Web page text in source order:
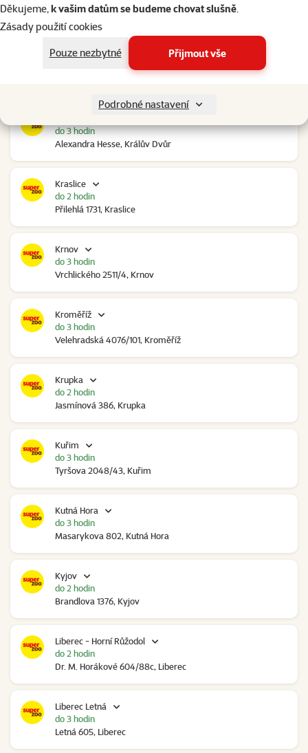
Děkujeme,k vašim datům se budeme chovat slušně.
Zásady použití cookies
Pouze nezbytné
Přijmout vše
Podrobné nastavení
Ovčáry 304, Ovčáry
Kozomín
Alexandra Hesse, Králův Dvůr
do 3 hodin
Kraslice
Přilehlá 1731, Kraslice
do 2 hodin
Krnov
Vrchlického 2511/4, Krnov
do 3 hodin
Kroměříž
Velehradská 4076/101, Kroměříž
do 3 hodin
Krupka
Jasmínová 386, Krupka
do 2 hodin
Kuřim
Tyršova 2048/43, Kuřim
do 3 hodin
Kutná Hora
Masarykova 802, Kutná Hora
do 3 hodin
Kyjov
Brandlova 1376, Kyjov
do 2 hodin
Liberec - Horní Růžodol
Dr. M. Horákové 604/88c, Liberec
do 2 hodin
Liberec Letná
Letná 605, Liberec
do 3 hodin